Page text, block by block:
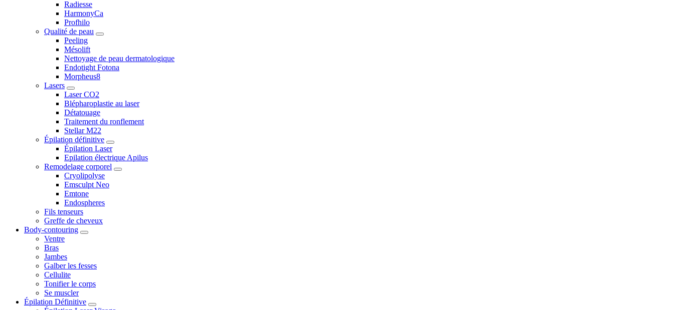
Radiesse
HarmonyCa
Profhilo
Qualité de peau
Peeling
Mésolift
Nettoyage de peau dermatologique
Endotight Fotona
Morpheus8
Lasers
Laser CO2
Blépharoplastie au laser
Détatouage
Traitement du ronflement
Stellar M22
Épilation définitive
Épilation Laser
Epilation électrique Apilus
Remodelage corporel
Cryolipolyse
Emsculpt Neo
Emtone
Endospheres
Fils tenseurs
Greffe de cheveux
Body-contouring
Ventre
Bras
Jambes
Galber les fesses
Cellulite
Tonifier le corps
Se muscler
Épilation Définitive